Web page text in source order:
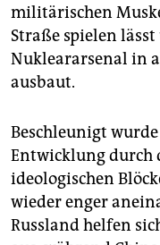
militärischen
Straße spielen
Nukleararsenal in
ausbaut.
Beschleunigt
Entwicklung durch
ideologischen
wieder enger
Russland helfen